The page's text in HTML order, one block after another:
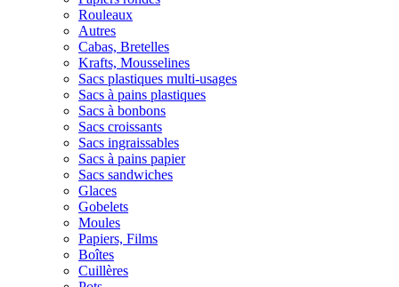
Rouleaux
Autres
Cabas, Bretelles
Krafts, Mousselines
Sacs plastiques multi-usages
Sacs à pains plastiques
Sacs à bonbons
Sacs croissants
Sacs ingraissables
Sacs à pains papier
Sacs sandwiches
Glaces
Gobelets
Moules
Papiers, Films
Boîtes
Cuillères